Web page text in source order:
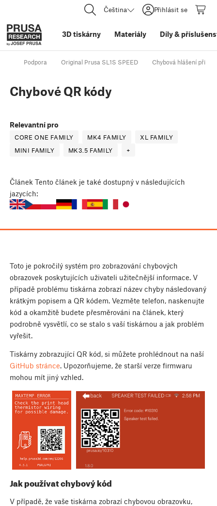
Čeština Přihlásit se
3D tiskárny Materiály Díly&
Podpora Original Prusa SL1S SPEED Chybová hlášení při
Chybové QR kódy
Relevantní pro
CORE ONE FAMILY MK4 FAMILY
XL FAMILY
MINI FAMILY
MK3.5 FAMILY +
Článek Tento článek je také dostupný v následujících
jazycích:
Toto je pokročilý systém pro zobrazování chybových
obrazovek poskytujících uživateli užitečnější informace. V
případě problému tiskárna zobrazí název chyby následovaný
krátkým popisem a QR kódem. Vezměte telefon, naskenujte
kód a okamžitě budete přesměrováni na článek, který
podrobně vysvětlí, co se stalo s vaší tiskárnou a jak problém
vyřešit.
Tiskárny zobrazující QR kód, si můžete prohlédnout na naší
GitHub stránce. Upozorňujeme, že starší verze firmwaru
mohou mít jiný vzhled.
Jak používat chybový kód
V případě, že vaše tiskárna zobrazí chybovou obrazovku,